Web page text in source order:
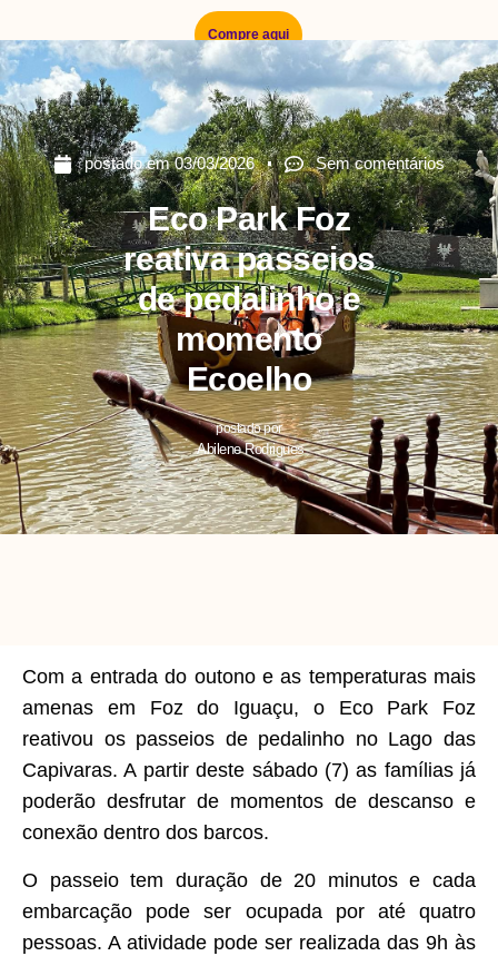
Compre aqui
postado em 03/03/2026 Sem comentários
Eco Park Foz
reativa passeios
de pedalinho e
momento
Ecoelho
postado por
Abilene Rodrigues
Com a entrada do outono e as temperaturas mais
amenas em Foz do Iguaçu, o Eco Park Foz
reativou os passeios de pedalinho no Lago das
Capivaras. A partir deste sábado (7) as famílias já
poderão desfrutar de momentos de descanso e
conexão dentro dos barcos.
O passeio tem duração de 20 minutos e cada
embarcação pode ser ocupada por até quatro
pessoas. A atividade pode ser realizada das 9h às